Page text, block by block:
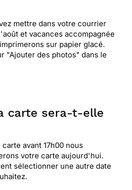
mettre dans votre courrier
et vacances accompagnée
sur papier glacé.
"Ajouter des photos" dans le
carte sera-t-elle
avant 17h00 nous
votre carte aujourd'hui.
sélectionner une autre date